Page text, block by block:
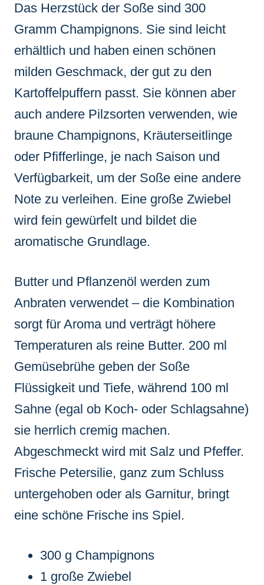
Das Herzstück der Soße sind 300
Gramm Champignons. Sie sind leicht
erhältlich und haben einen schönen
milden Geschmack, der gut zu den
Kartoffelpuffern passt. Sie können aber
auch andere Pilzsorten verwenden, wie
braune Champignons, Kräuterseitlinge
oder Pfifferlinge, je nach Saison und
Verfügbarkeit, um der Soße eine andere
Note zu verleihen. Eine große Zwiebel
wird fein gewürfelt und bildet die
aromatische Grundlage.
Butter und Pflanzenöl werden zum
Anbraten verwendet – die Kombination
sorgt für Aroma und verträgt höhere
Temperaturen als reine Butter. 200 ml
Gemüsebrühe geben der Soße
Flüssigkeit und Tiefe, während 100 ml
Sahne (egal ob Koch- oder Schlagsahne)
sie herrlich cremig machen.
Abgeschmeckt wird mit Salz und Pfeffer.
Frische Petersilie, ganz zum Schluss
untergehoben oder als Garnitur, bringt
eine schöne Frische ins Spiel.
300 g Champignons
1 große Zwiebel